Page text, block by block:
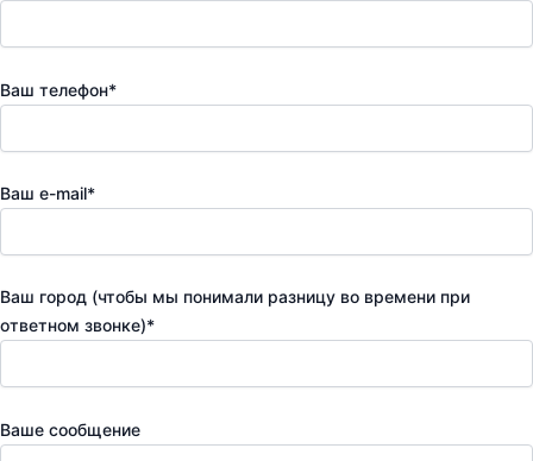
Ваш телефон*
Ваш e-mail*
Ваш город (чтобы мы понимали разницу во времени при
ответном звонке)*
Ваше сообщение